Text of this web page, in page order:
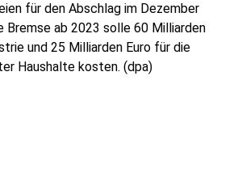
für den Abschlag im Dezember
Bremse ab 2023 solle 60 Milliarden
und 25 Milliarden Euro für die
Haushalte kosten. (dpa)